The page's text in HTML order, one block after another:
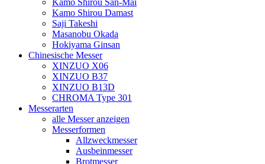
Kamo Shirou San-Mai
Kamo Shirou Damast
Saji Takeshi
Masanobu Okada
Hokiyama Ginsan
Chinesische Messer
XINZUO X06
XINZUO B37
XINZUO B13D
CHROMA Type 301
Messerarten
alle Messer anzeigen
Messerformen
Allzweckmesser
Ausbeinmesser
Brotmesser